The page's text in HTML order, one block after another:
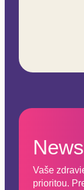
Vaše
prioritou.